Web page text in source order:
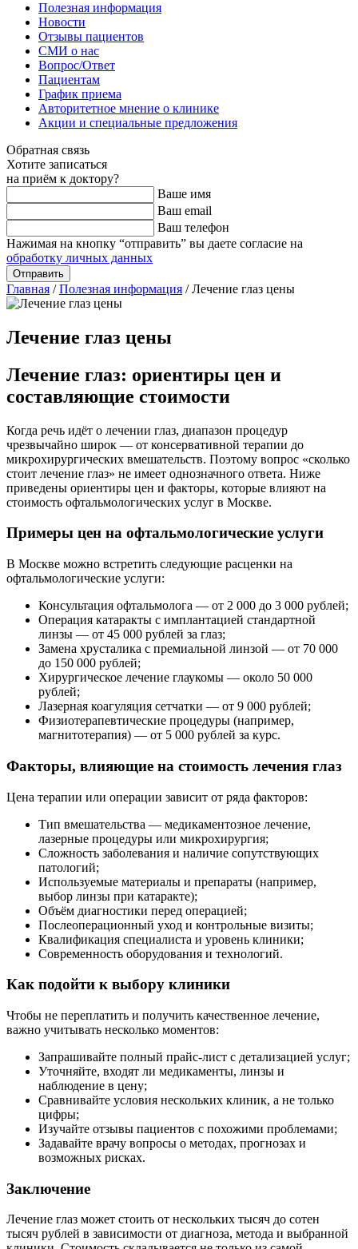
Полезная информация
Новости
Отзывы пациентов
СМИ о нас
Вопрос/Ответ
Пациентам
График приема
Авторитетное мнение о клинике
Акции и специальные предложения
Обратная связь
Хотите записаться
на приём к доктору?
Ваше имя
Ваш email
Ваш телефон
Нажимая на кнопку “отправить” вы даете согласие на
обработку личных данных
Главная / Полезная информация / Лечение глаз цены
Лечение глаз цены
Лечение глаз: ориентиры цен и
составляющие стоимости
Когда речь идёт о лечении глаз, диапазон процедур
чрезвычайно широк — от консервативной терапии до
микрохирургических вмешательств. Поэтому вопрос «сколько
стоит лечение глаз» не имеет однозначного ответа. Ниже
приведены ориентиры цен и факторы, которые влияют на
стоимость офтальмологических услуг в Москве.
Примеры цен на офтальмологические услуги
В Москве можно встретить следующие расценки на
офтальмологические услуги:
Консультация офтальмолога — от 2 000 до 3 000 рублей;
Операция катаракты с имплантацией стандартной
линзы — от 45 000 рублей за глаз;
Замена хрусталика с премиальной линзой — от 70 000
до 150 000 рублей;
Хирургическое лечение глаукомы — около 50 000
рублей;
Лазерная коагуляция сетчатки — от 9 000 рублей;
Физиотерапевтические процедуры (например,
магнитотерапия) — от 5 000 рублей за курс.
Факторы, влияющие на стоимость лечения глаз
Цена терапии или операции зависит от ряда факторов:
Тип вмешательства — медикаментозное лечение,
лазерные процедуры или микрохирургия;
Сложность заболевания и наличие сопутствующих
патологий;
Используемые материалы и препараты (например,
выбор линзы при катаракте);
Объём диагностики перед операцией;
Послеоперационный уход и контрольные визиты;
Квалификация специалиста и уровень клиники;
Современность оборудования и технологий.
Как подойти к выбору клиники
Чтобы не переплатить и получить качественное лечение,
важно учитывать несколько моментов:
Запрашивайте полный прайс-лист с детализацией услуг;
Уточняйте, входят ли медикаменты, линзы и
наблюдение в цену;
Сравнивайте условия нескольких клиник, а не только
цифры;
Изучайте отзывы пациентов с похожими проблемами;
Задавайте врачу вопросы о методах, прогнозах и
возможных рисках.
Заключение
Лечение глаз может стоить от нескольких тысяч до сотен
тысяч рублей в зависимости от диагноза, метода и выбранной